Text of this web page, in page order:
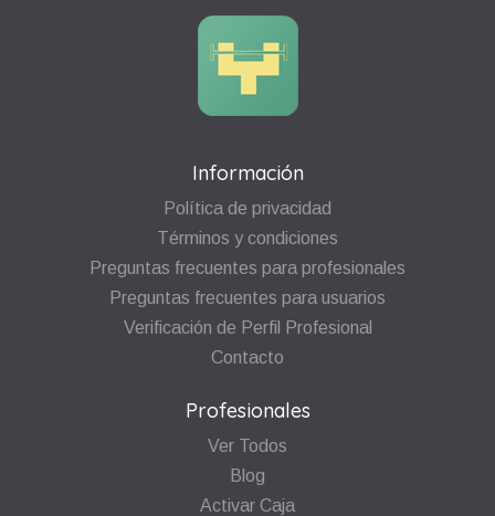
Información
Política de privacidad
Términos y condiciones
Preguntas frecuentes para profesionales
Preguntas frecuentes para usuarios
Verificación de Perfil Profesional
Contacto
Profesionales
Ver Todos
Blog
Activar Caja